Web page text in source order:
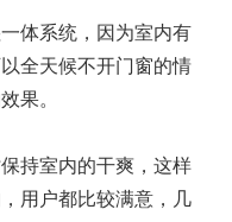
体系统，因为室内有
全天候不开门窗的情
果。
持室内的干爽，这样
用户都比较满意，几